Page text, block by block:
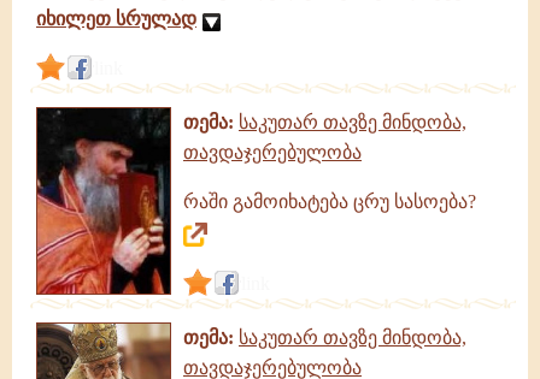
იხილეთ სრულად
თემა: საკუთარ თავზე მინდობა,
თავდაჯერებულობა
რაში გამოიხატება ცრუ სასოება?
თემა: საკუთარ თავზე მინდობა,
თავდაჯერებულობა